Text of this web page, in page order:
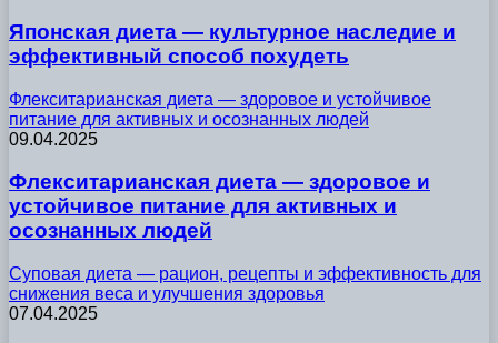
Японская диета — культурное наследие и
эффективный способ похудеть
Флекситарианская диета — здоровое и устойчивое
питание для активных и осознанных людей
09.04.2025
Флекситарианская диета — здоровое и
устойчивое питание для активных и
осознанных людей
Суповая диета — рацион, рецепты и эффективность для
снижения веса и улучшения здоровья
07.04.2025